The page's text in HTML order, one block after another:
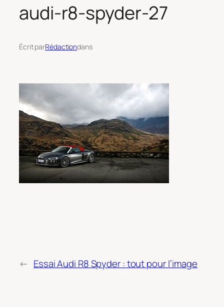
audi-r8-spyder-27
Écrit parRédactiondans
← Essai Audi R8 Spyder : tout pour l’image